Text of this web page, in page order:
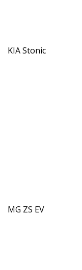
KIA Stonic
MG ZS EV